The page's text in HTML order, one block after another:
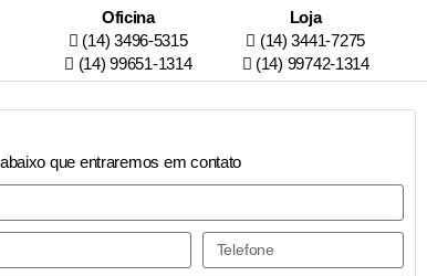
Oficina
(14) 3496-5315
(14) 99651-1314
Loja
(14) 3441-7275
(14) 99742-1314
que entraremos em contato